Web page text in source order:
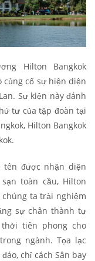
Hilton Bangkok
củng cố sự hiện diện
Sự kiện này đánh
tư của tập đoàn tại
Hilton Bangkok
tên được nhận diện
toàn cầu, Hilton
chúng ta trải nghiệm
sự chân thành tự
tiên phong cho
ngành. Tọa lạc
chỉ cách Sân bay